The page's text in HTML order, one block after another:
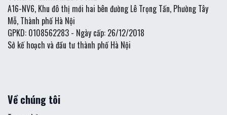
A16-NV6, Khu đô thị mới hai bên đường Lê Trọng Tấn, Phường Tây
Mỗ, Thành phố Hà Nội
GPKD: 0108562283 - Ngày cấp: 26/12/2018
Sở kế hoạch và đầu tư thành phố Hà Nội
Về chúng tôi